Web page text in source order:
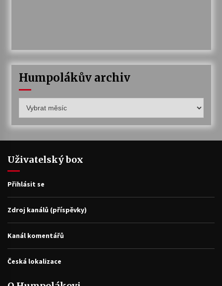
Humpolákův archiv
archiv
Uživatelský box
Přihlásit se
Zdroj kanálů (příspěvky)
Kanál komentářů
Česká lokalizace